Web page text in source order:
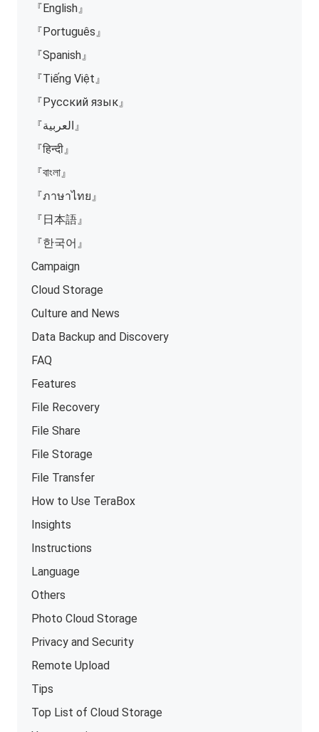
『English』
『Português』
『Spanish』
『Tiếng Việt』
『Русский язык』
『العربية』
『हिन्दी』
『বাংলা』
『ภาษาไทย』
『日本語』
『한국어』
Campaign
Cloud Storage
Culture and News
Data Backup and Discovery
FAQ
Features
File Recovery
File Share
File Storage
File Transfer
How to Use TeraBox
Insights
Instructions
Language
Others
Photo Cloud Storage
Privacy and Security
Remote Upload
Tips
Top List of Cloud Storage